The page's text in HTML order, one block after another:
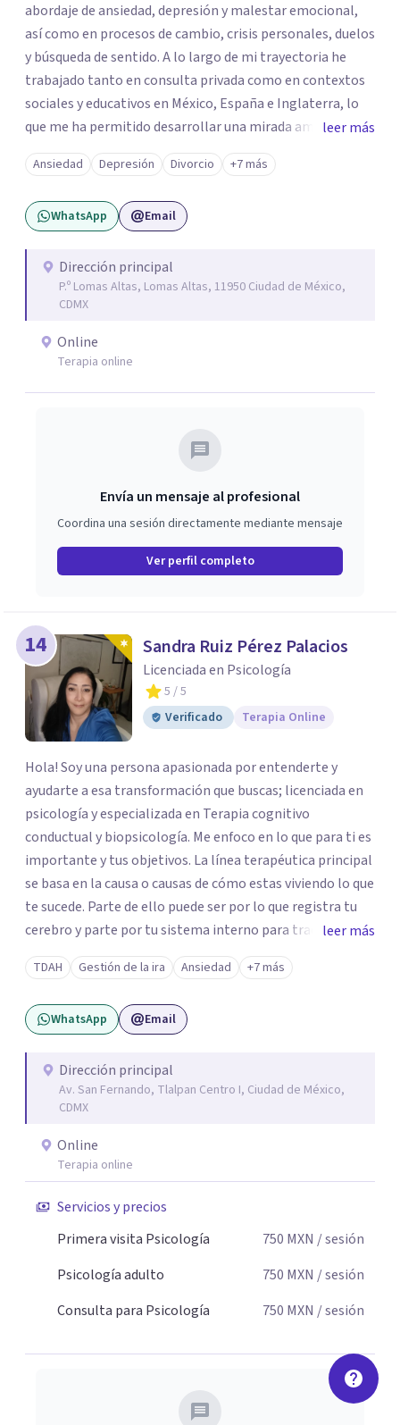
abordaje de ansiedad, depresión y malestar emocional,
así como en procesos de cambio, crisis personales, duelos
y búsqueda de sentido. A lo largo de mi trayectoria he
trabajado tanto en consulta privada como en contextos
sociales y educativos en México, España e Inglaterra, lo
que me ha permitido desarrollar una mirada amplia,
sensible y profundamente humana del sufrimiento
psicológico. Trabajo desde un enfoque integral que
combina la Psicología Existencial, la Logoterapia, el
Análisis Conductual y la Terapia Dialéctico Conductual.
a personas que atraviesan ansiedad persistente, estados
depresivos, agotamiento emocional, pensamientos
negativos recurrentes o dificultades para regular sus
emociones, integrando herramientas basadas en
evidencia con una comprensión profunda de la historia y
leer más
Ansiedad Depresión Divorcio +7 más
WhatsApp Email
Dirección principal
P.º Lomas Altas, Lomas Altas, 11950 Ciudad de México,
CDMX
Online
Terapia online
Envía un mensaje al profesional
Coordina una sesión directamente mediante mensaje
Ver perfil completo
14 Sandra Ruiz Pérez Palacios
Licenciada en Psicología
5 / 5
Verificado
Terapia Online
Hola! Soy una persona apasionada por entenderte y
ayudarte a esa transformación que buscas; licenciada en
psicología y especializada en Terapia cognitivo
conductual y biopsicología. Me enfoco en lo que para ti es
importante y tus objetivos. La línea terapéutica principal
se basa en la causa o causas de cómo estas viviendo lo que
te sucede. Parte de ello puede ser por lo que registra tu
cerebro y parte por tu sistema interno para traducir lo
que te pasa. Trabajo con técnicas de: *Mindfulness para
que aprendas a gestionar tus emociones *Transpersonal
para que comprendas como es que tus vivencias generan
un impacto en tu hoy. *Respiración para enfoque de
desempeño (ideales para TDA) *Neuroaprendizaje
*Cambio de hábitos. *Inteligencia emocional y
conductual.
leer más
TDAH Gestión de la ira Ansiedad +7 más
WhatsApp Email
Dirección principal
Av. San Fernando, Tlalpan Centro I, Ciudad de México,
CDMX
Online
Terapia online
Servicios y precios
Primera visita Psicología
750 MXN / sesión
Psicología adulto
750 MXN / sesión
Consulta para Psicología
750 MXN / sesión